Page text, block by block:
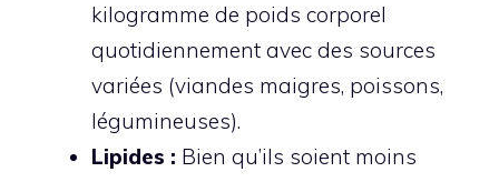
kilogramme de poids corporel
quotidiennement avec des sources
variées (viandes maigres, poissons,
légumineuses).
Lipides : Bien qu’ils soient moins